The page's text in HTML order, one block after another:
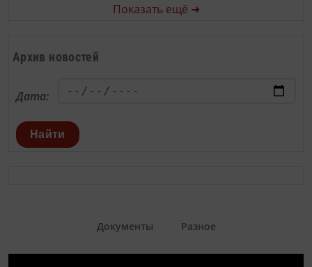
Показать ещё ➜
Архив новостей
Дата:
Найти
Документы Разное